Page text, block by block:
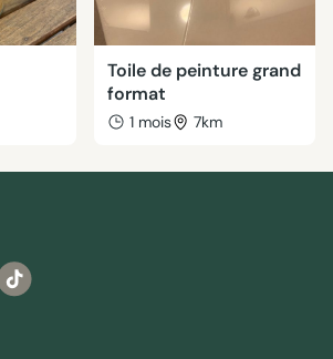
Toile de peinture grand
format
1 mois 7km